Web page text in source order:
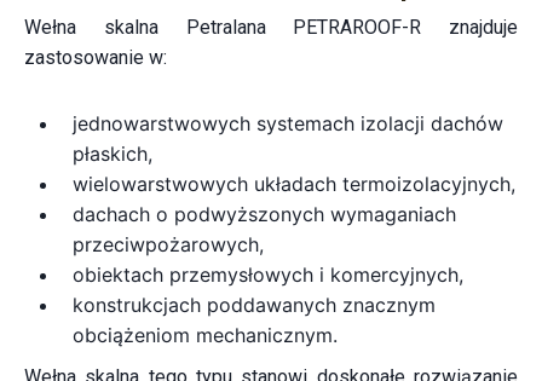
Wełna skalna Petralana PETRAROOF-R znajduje
zastosowanie w:
jednowarstwowych systemach izolacji dachów
płaskich,
wielowarstwowych układach termoizolacyjnych,
dachach o podwyższonych wymaganiach
przeciwpożarowych,
obiektach przemysłowych i komercyjnych,
konstrukcjach poddawanych znacznym
obciążeniom mechanicznym.